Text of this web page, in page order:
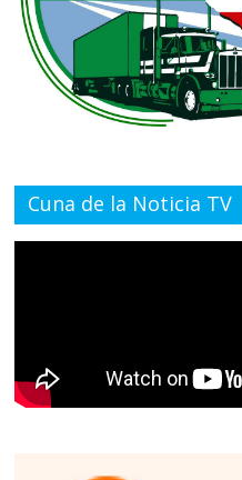
Cuna de la Noticia TV